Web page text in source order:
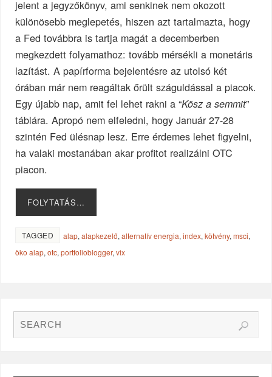
jelent a jegyzőkönyv, ami senkinek nem okozott
különösebb meglepetés, hiszen azt tartalmazta, hogy
a Fed továbbra is tartja magát a decemberben
megkezdett folyamathoz: tovább mérsékli a monetáris
lazítást. A papírforma bejelentésre az utolsó két
órában már nem reagáltak őrült száguldással a piacok.
Egy újabb nap, amit fel lehet rakni a “Kösz a semmit”
táblára. Apropó nem elfeledni, hogy Január 27-28
szintén Fed ülésnap lesz. Erre érdemes lehet figyelni,
ha valaki mostanában akar profitot realizálni OTC
piacon.
FOLYTATÁS…
TAGGED alap,alapkezelő,alternatív energia,index,kötvény,msci,
öko alap,otc,portfolioblogger,vix